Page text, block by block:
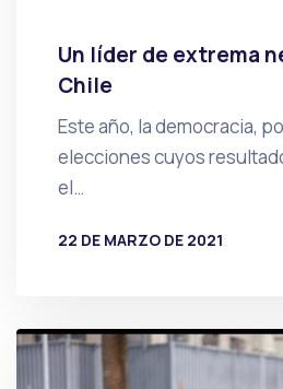
Un líder de extrema
Chile
Este año, la democracia,
elecciones cuyos
el…
22 DE MARZO DE 2021